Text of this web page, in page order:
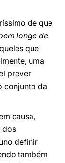
de que
longe de
que
uma
prever
conjunto da
causa,
dos
definir
também